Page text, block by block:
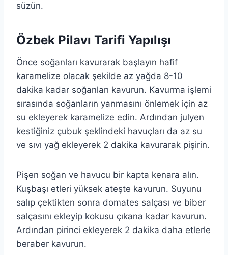
süzün.
Özbek Pilavı Tarifi Yapılışı
Önce soğanları kavurarak başlayın hafif
karamelize olacak şekilde az yağda 8-10
dakika kadar soğanları kavurun. Kavurma işlemi
sırasında soğanların yanmasını önlemek için az
su ekleyerek karamelize edin. Ardından julyen
kestiğiniz çubuk şeklindeki havuçları da az su
ve sıvı yağ ekleyerek 2 dakika kavurarak pişirin.
Pişen soğan ve havucu bir kapta kenara alın.
Kuşbaşı etleri yüksek ateşte kavurun. Suyunu
salıp çektikten sonra domates salçası ve biber
salçasını ekleyip kokusu çıkana kadar kavurun.
Ardından pirinci ekleyerek 2 dakika daha etlerle
beraber kavurun.